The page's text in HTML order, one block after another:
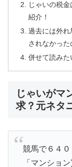
じゃいの税
紹介！
過去には外
されなかった
併せて読みた
じゃいがマ
求？元ネタ
競馬で６４
「マンショ